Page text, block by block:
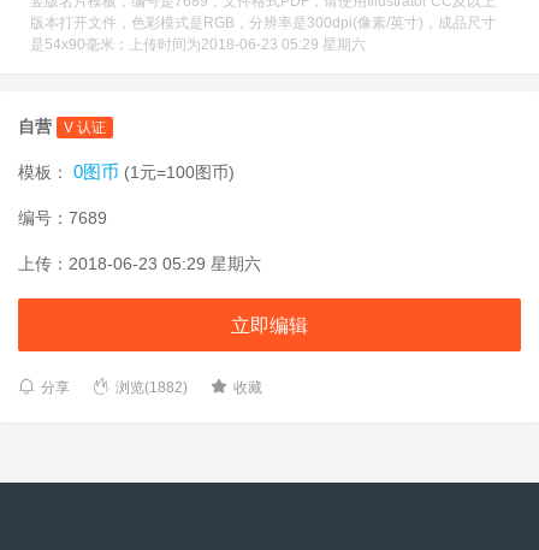
版本打开文件，色彩模式是RGB，分辨率是300dpi(像素/英寸)，成品尺寸
是54x90毫米；上传时间为2018-06-23 05:29 星期六
自营 V 认证
模板： 0图币 (1元=100图币)
编号：7689
上传：2018-06-23 05:29 星期六
立即编辑
分享 浏览(1882) 收藏